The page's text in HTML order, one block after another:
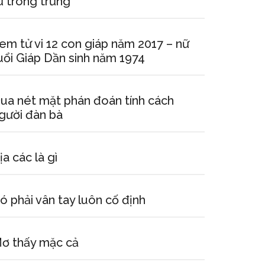
tử vi 12 con giáp năm 2017 – nữ
Giáp Dần sinh năm 1974
nét mặt phán đoán tính cách
đàn bà
các là gì
phải vân tay luôn cố định
thấy mặc cả